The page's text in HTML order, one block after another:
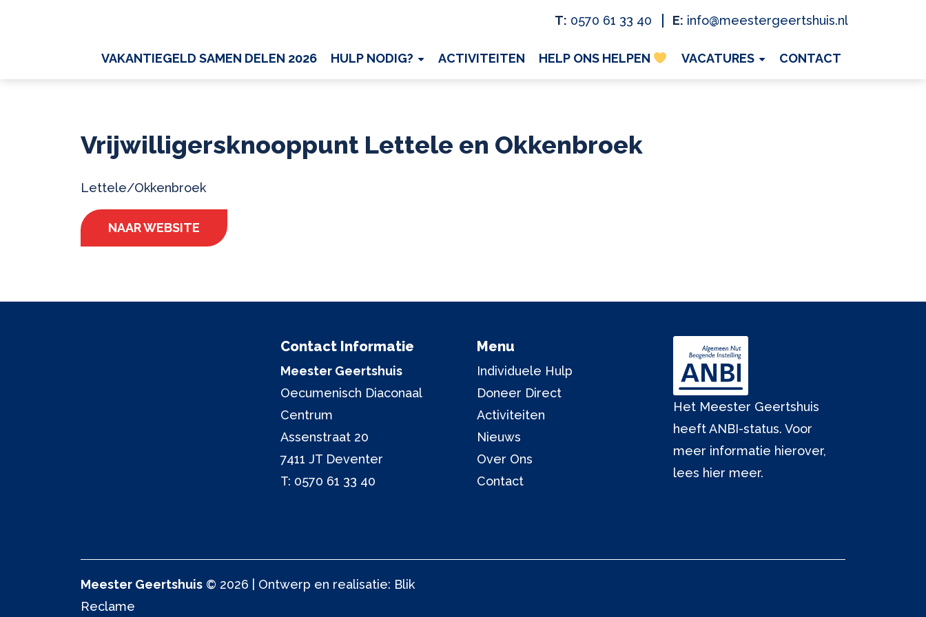
T: 0570 61 33 40 E: info@meestergeertshuis.nl
VAKANTIEGELD SAMEN DELEN 2026 HULP NODIG? ACTIVITEITEN HELP ONS HELPEN VACATURES CONTACT
Vrijwilligersknooppunt Lettele en Okkenbroek
Lettele/Okkenbroek
NAAR WEBSITE
Contact Informatie
Meester Geertshuis
Oecumenisch Diaconaal
Centrum
Assenstraat 20
7411 JT Deventer
T: 0570 61 33 40
Menu
Individuele Hulp
Doneer Direct
Activiteiten
Nieuws
Over Ons
Contact
Het Meester Geertshuis
heeft ANBI-status. Voor
meer informatie hierover,
lees hier meer.
Meester Geertshuis © 2026 | Ontwerp en realisatie: Blik
Reclame